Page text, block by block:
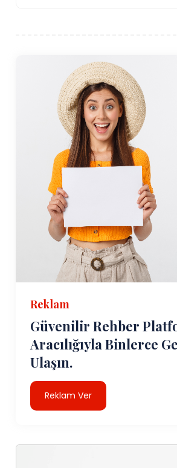
Reklam
Güvenilir Rehber
Aracılığıyla Binlerce
Ulaşın.
Reklam Ver